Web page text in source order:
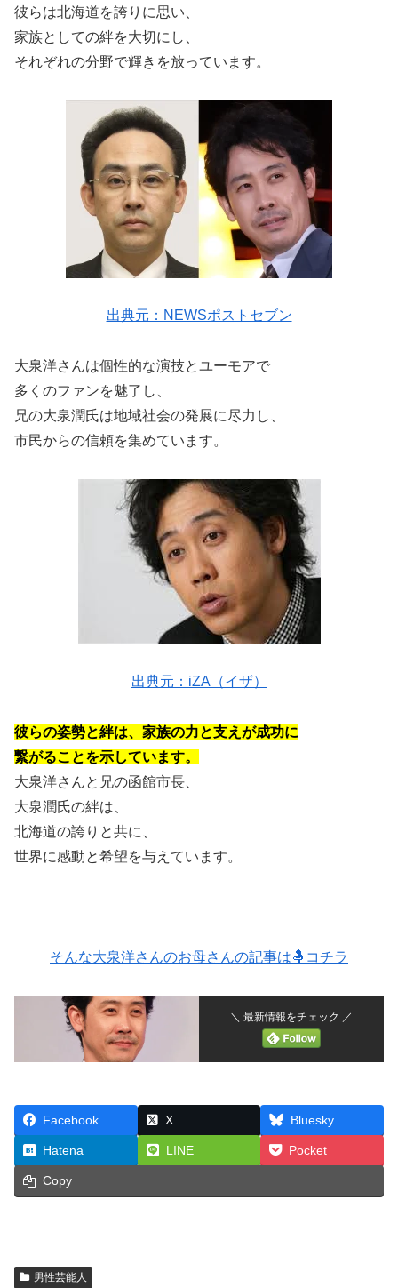
彼らは北海道を誇りに思い、
家族としての絆を大切にし、
それぞれの分野で輝きを放っています。
出典元：NEWSポストセブン
大泉洋さんは個性的な演技とユーモアで
多くのファンを魅了し、
兄の大泉潤氏は地域社会の発展に尽力し、
市民からの信頼を集めています。
出典元：iZA（イザ）
彼らの姿勢と絆は、家族の力と支えが成功に
繋がることを示しています。
大泉洋さんと兄の函館市長、
大泉潤氏の絆は、
北海道の誇りと共に、
世界に感動と希望を与えています。
そんな大泉洋さんのお母さんの記事は🤱コチラ
＼ 最新情報をチェック ／
Facebook X Bluesky
Hatena LINE Pocket
Copy
男性芸能人